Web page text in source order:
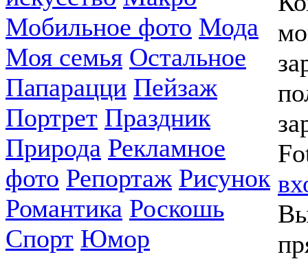
Мобильное фото Мода
Моя семья Остальное
Папарацци Пейзаж
Портрет Праздник
Природа Рекламное
фото Репортаж Рисунок
Романтика Роскошь
Спорт Юмор